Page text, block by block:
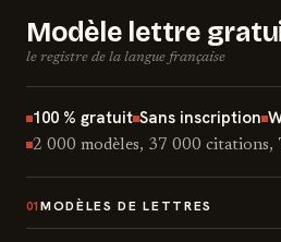
Modèle lettre
le registre de la langue française
100 % gratuit Sans inscription
2 000 modèles, 37 000 citations,
01 MODÈLES DE LETTRES